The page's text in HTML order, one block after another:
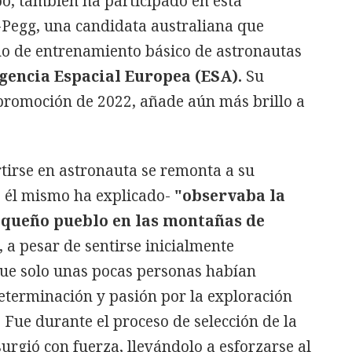
una candidata australiana que
de entrenamiento básico de astronautas
Espacial Europea (ESA). Su
de 2022, añade aún más brillo a
en astronauta se remonta a su
mismo ha explicado- "observaba la
pueblo en las montañas de
pesar de sentirse inicialmente
solo unas pocas personas habían
y pasión por la exploración
durante el proceso de selección de la
con fuerza, llevándolo a esforzarse al